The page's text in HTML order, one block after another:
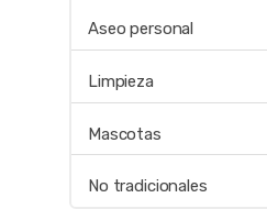
Aseo personal
Limpieza
Mascotas
No tradicionales